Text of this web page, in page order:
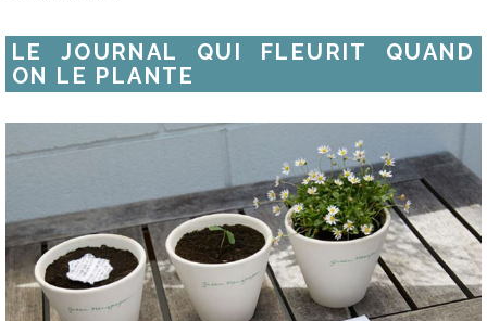
LE JOURNAL QUI FLEURIT QUAND
ON LE PLANTE